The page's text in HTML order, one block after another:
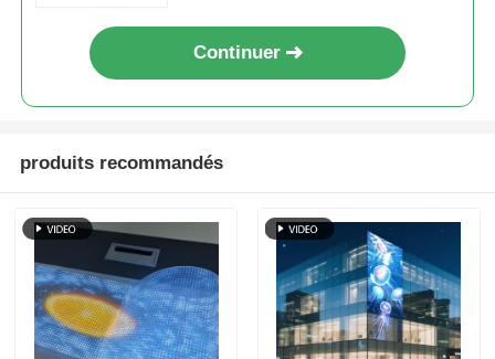
Continuer
produits recommandés